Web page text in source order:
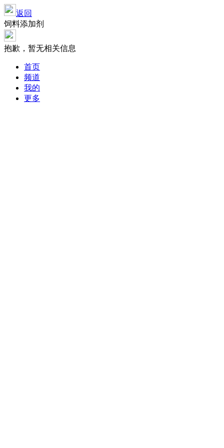
返回
饲料添加剂
抱歉，暂无相关信息
首页
频道
我的
更多